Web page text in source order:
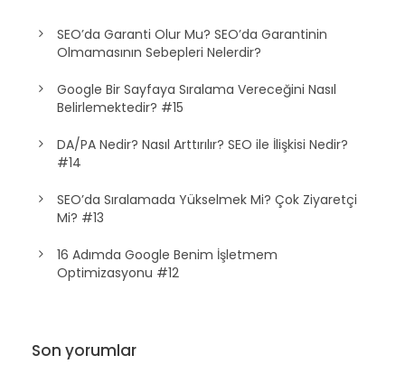
SEO’da Garanti Olur Mu? SEO’da Garantinin
Olmamasının Sebepleri Nelerdir?
Google Bir Sayfaya Sıralama Vereceğini Nasıl
Belirlemektedir? #15
DA/PA Nedir? Nasıl Arttırılır? SEO ile İlişkisi Nedir?
#14
SEO’da Sıralamada Yükselmek Mi? Çok Ziyaretçi
Mi? #13
16 Adımda Google Benim İşletmem
Optimizasyonu #12
Son yorumlar